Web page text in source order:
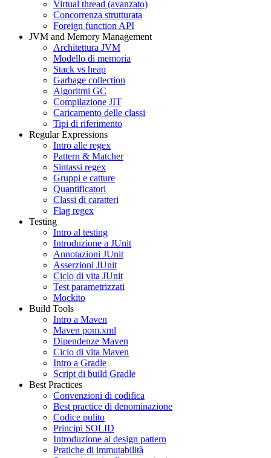
Virtual thread (avanzato)
Concorrenza strutturata
Foreign function API
JVM and Memory Management
Architettura JVM
Modello di memoria
Stack vs heap
Garbage collection
Algoritmi GC
Compilazione JIT
Caricamento delle classi
Tipi di riferimento
Regular Expressions
Intro alle regex
Pattern & Matcher
Sintassi regex
Gruppi e catture
Quantificatori
Classi di caratteri
Flag regex
Testing
Intro al testing
Introduzione a JUnit
Annotazioni JUnit
Asserzioni JUnit
Ciclo di vita JUnit
Test parametrizzati
Mockito
Build Tools
Intro a Maven
Maven pom.xml
Dipendenze Maven
Ciclo di vita Maven
Intro a Gradle
Script di build Gradle
Best Practices
Convenzioni di codifica
Best practice di denominazione
Codice pulito
Principi SOLID
Introduzione ai design pattern
Pratiche di immutabilità